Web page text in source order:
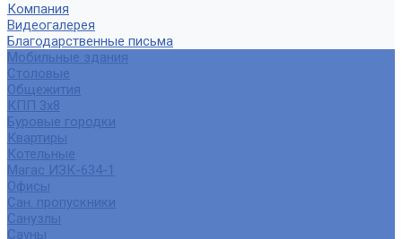
Компания
Видеогалерея
Благодарственные письма
Мобильные здания
Столовые
Общежития
КПП 3х8
Буровые городки
Квартиры
Котельные
Магас ИЗК-634-1
Офисы
Сан. пропускники
Санузлы
Сауны